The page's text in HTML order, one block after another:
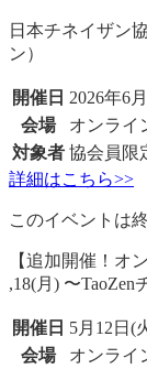
日本チネイザン
ン）
開催日 2026年6
会場
オンライ
対象者 協会員限
詳細はこちら>>
このイベントは
【追加開催！オ
,18(月) 〜TaoZen
開催日 5月12日(
会場
オンライ